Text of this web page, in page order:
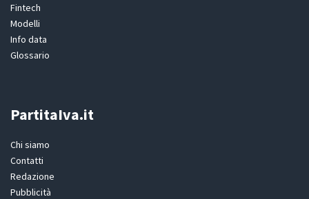
Fintech
Modelli
Info data
Glossario
PartitaIva.it
Chi siamo
Contatti
Redazione
Pubblicità